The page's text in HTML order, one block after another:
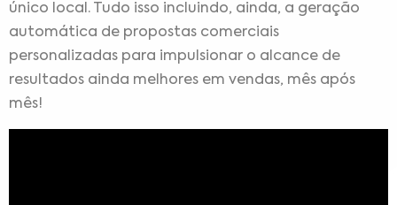
único local. Tudo isso incluindo, ainda, a geração
automática de propostas comerciais
personalizadas para impulsionar o alcance de
resultados ainda melhores em vendas, mês após
mês!